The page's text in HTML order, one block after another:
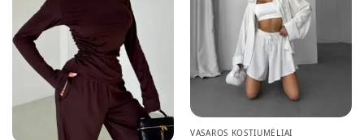
VASAROS KOSTIUMĖLIAI